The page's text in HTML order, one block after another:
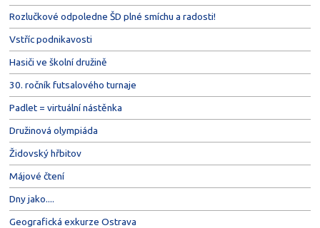
Rozlučkové odpoledne ŠD plné smíchu a radosti!
Vstříc podnikavosti
Hasiči ve školní družině
30. ročník futsalového turnaje
Padlet = virtuální nástěnka
Družinová olympiáda
Židovský hřbitov
Májové čtení
Dny jako....
Geografická exkurze Ostrava